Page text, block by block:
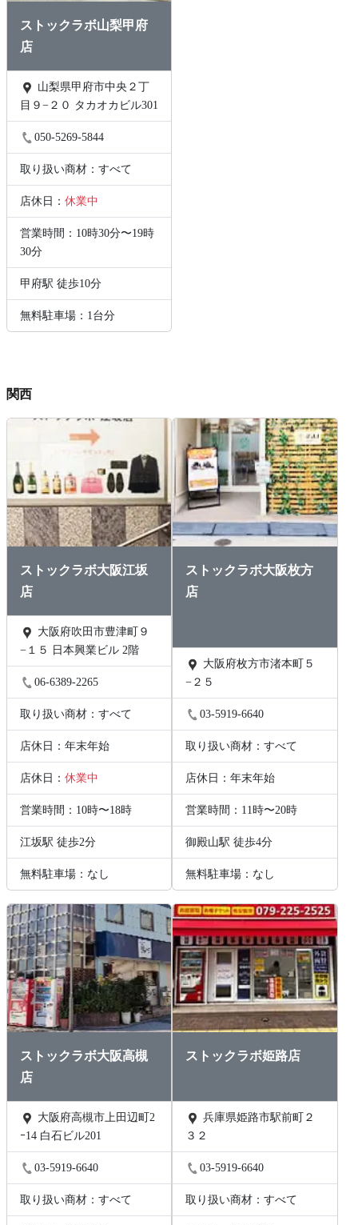
ストックラボ山梨甲府
店
目９−２０ タカオカビル301
050-5269-5844
取り扱い商材：すべて
店休日： 休業中
営業時間：10時30分〜19時
30分
甲府駅 徒歩10分
無料駐車場：1台分
関西
ストックラボ大阪江坂
店
−１５ 日本興業ビル 2階
06-6389-2265
取り扱い商材：すべて
店休日：年末年始
店休日： 休業中
営業時間：10時〜18時
江坂駅 徒歩2分
無料駐車場：なし
ストックラボ大阪枚方
店
−２５
03-5919-6640
取り扱い商材：すべて
店休日：年末年始
営業時間：11時〜20時
御殿山駅 徒歩4分
無料駐車場：なし
ストックラボ大阪高槻
店
ｰ14 白石ビル201
03-5919-6640
取り扱い商材：すべて
ストックラボ姫路店
兵庫県姫路市駅前町２
３２
03-5919-6640
取り扱い商材：すべて